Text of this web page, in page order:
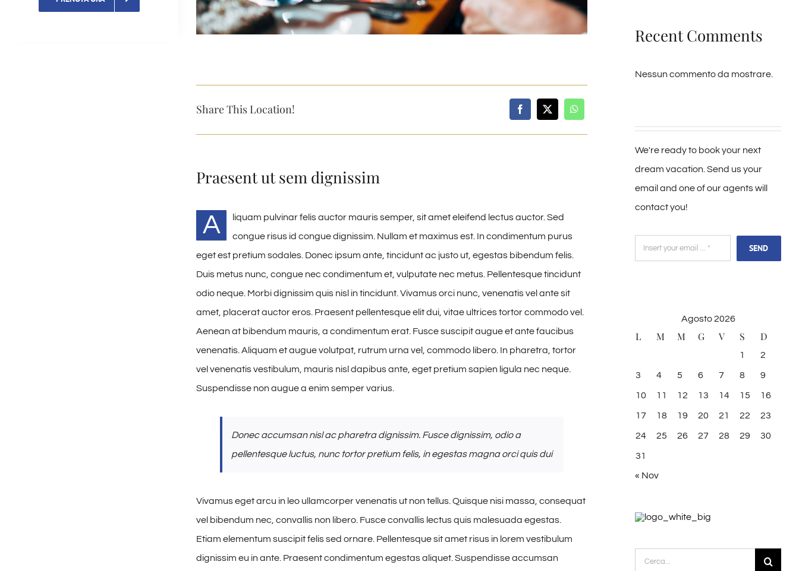
Share This Location!
Praesent ut sem dignissim
A
liquam pulvinar felis auctor mauris semper, sit amet eleifend lectus auctor. Sed
congue risus id congue dignissim. Nullam et maximus est. In condimentum purus
eget est pretium sodales. Donec ipsum ante, tincidunt ac justo ut, egestas bibendum felis.
Duis metus nunc, congue nec condimentum et, vulputate nec metus. Pellentesque tincidunt
odio neque. Morbi dignissim quis nisl in tincidunt. Vivamus orci nunc, venenatis vel ante sit
amet, placerat auctor eros. Praesent pellentesque elit dui, vitae ultrices tortor commodo vel.
Aenean at bibendum mauris, a condimentum erat. Fusce suscipit augue et ante faucibus
venenatis. Aliquam et augue volutpat, rutrum urna vel, commodo libero. In pharetra, tortor
vel venenatis vestibulum, mauris nisl dapibus ante, eget pretium sapien ligula nec neque.
Suspendisse non augue a enim semper varius.
Donec accumsan nisl ac pharetra dignissim. Fusce dignissim, odio a
pellentesque luctus, nunc tortor pretium felis, in egestas magna orci quis dui
Vivamus eget arcu in leo ullamcorper venenatis ut non tellus. Quisque nisi massa, consequat
vel bibendum nec, convallis non libero. Fusce convallis lectus quis malesuada egestas.
Etiam elementum suscipit felis sed ornare. Pellentesque sit amet risus in lorem vestibulum
dignissim eu in ante. Praesent condimentum egestas aliquet. Suspendisse accumsan
Recent Comments
Nessun commento da mostrare.
We're ready to book your next
dream vacation. Send us your
email and one of our agents will
contact you!
SEND
Agosto 2026
L M M G V S D
1 2
3 4 5 6 7 8 9
10 11 12 13 14 15 16
17 18 19 20 21 22 23
24 25 26 27 28 29 30
31
« Nov
Cerca